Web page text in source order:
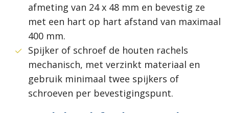
afmeting van 24 x 48 mm en bevestig ze
met een hart op hart afstand van maximaal
400 mm.
Spijker of schroef de houten rachels
mechanisch, met verzinkt materiaal en
gebruik minimaal twee spijkers of
schroeven per bevestigingspunt.